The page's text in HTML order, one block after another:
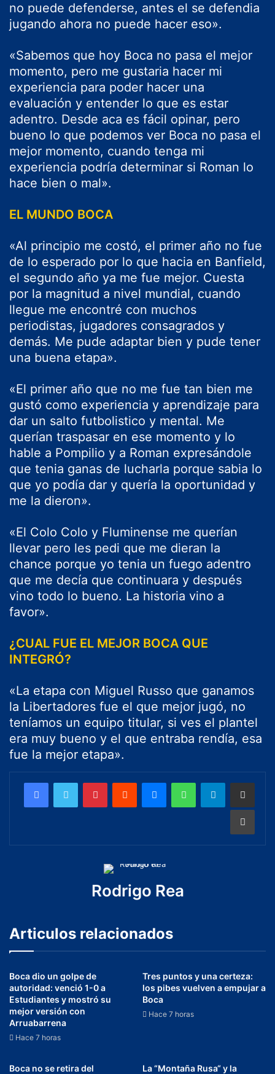
no puede defenderse, antes el se defendia
jugando ahora no puede hacer eso».
«Sabemos que hoy Boca no pasa el mejor
momento, pero me gustaria hacer mi
experiencia para poder hacer una
evaluación y entender lo que es estar
adentro. Desde aca es fácil opinar, pero
bueno lo que podemos ver Boca no pasa el
mejor momento, cuando tenga mi
experiencia podría determinar si Roman lo
hace bien o mal».
EL MUNDO BOCA
«Al principio me costó, el primer año no fue
de lo esperado por lo que hacia en Banfield,
el segundo año ya me fue mejor. Cuesta
por la magnitud a nivel mundial, cuando
llegue me encontré con muchos
periodistas, jugadores consagrados y
demás. Me pude adaptar bien y pude tener
una buena etapa».
«El primer año que no me fue tan bien me
gustó como experiencia y aprendizaje para
dar un salto futbolistico y mental. Me
querían traspasar en ese momento y lo
hable a Pompilio y a Roman expresándole
que tenia ganas de lucharla porque sabia lo
que yo podía dar y quería la oportunidad y
me la dieron».
«El Colo Colo y Fluminense me querían
llevar pero les pedi que me dieran la
chance porque yo tenia un fuego adentro
que me decía que continuara y después
vino todo lo bueno. La historia vino a
favor».
¿CUAL FUE EL MEJOR BOCA QUE
INTEGRÓ?
«La etapa con Miguel Russo que ganamos
la Libertadores fue el que mejor jugó, no
teníamos un equipo titular, si ves el plantel
era muy bueno y el que entraba rendía, esa
fue la mejor etapa».
Rodrigo Rea
Articulos relacionados
Boca dio un golpe de
autoridad: venció 1-0 a
Estudiantes y mostró su
mejor versión con
Arruabarrena
Hace 7 horas
Tres puntos y una certeza:
los pibes vuelven a empujar a
Boca
Hace 7 horas
Boca no se retira del
La “Montaña Rusa“ y la